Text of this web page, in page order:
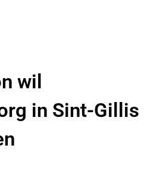
wil
in Sint-Gillis